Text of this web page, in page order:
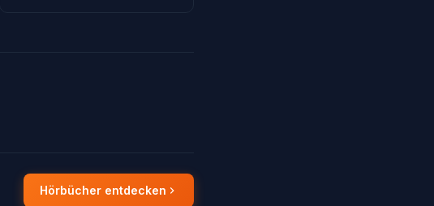
Hörbücher entdecken